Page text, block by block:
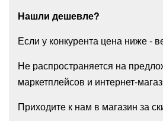
Нашли дешевле?
Если у конкурента цена ниже -
Не распространяется на
маркетплейсов и интернет-
Приходите к нам в магазин за